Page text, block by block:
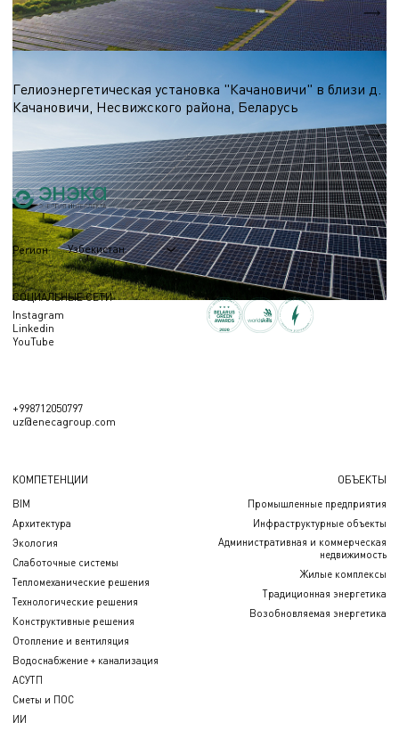
Nэл.
4,2 МВт
Гелиоэнергетическая установка "Качановичи" в близи д.
Качановичи, Несвижского района, Беларусь
Регион Узбекистан
СОЦИАЛЬНЫЕ СЕТИ
Instagram
Linkedin
YouTube
+998712050797
uz@enecagroup.com
КОМПЕТЕНЦИИ
BIM
Архитектура
Экология
Слаботочные системы
Тепломеханические решения
Технологические решения
Конструктивные решения
Отопление и вентиляция
Водоснабжение + канализация
АСУТП
Сметы и ПОС
ИИ
ОБЪЕКТЫ
Промышленные предприятия
Инфраструктурные объекты
Административная и коммерческая
недвижимость
Жилые комплексы
Традиционная энергетика
Возобновляемая энергетика